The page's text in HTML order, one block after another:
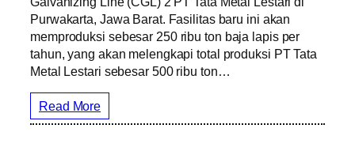
Purwakarta, Jawa Barat. Fasilitas baru ini akan
memproduksi sebesar 250 ribu ton baja lapis per
tahun, yang akan melengkapi total produksi PT Tata
Metal Lestari sebesar 500 ribu ton…
Read More